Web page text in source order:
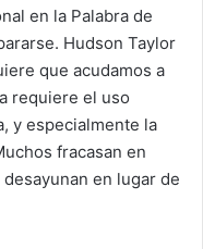
en la Palabra de
Hudson Taylor
que acudamos a
requiere el uso
y especialmente la
fracasan en
en lugar de